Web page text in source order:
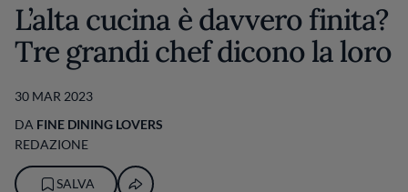
L’alta cucina è davvero finita?
Tre grandi chef dicono la loro
30 MAR 2023
DA FINE DINING LOVERS
REDAZIONE
SALVA